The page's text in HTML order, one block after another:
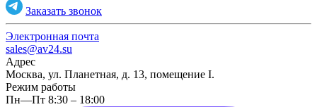
Заказать звонок
Электронная почта
sales@av24.su
Адрес
Москва, ул. Планетная, д. 13, помещение I.
Режим работы
Пн—Пт 8:30 – 18:00